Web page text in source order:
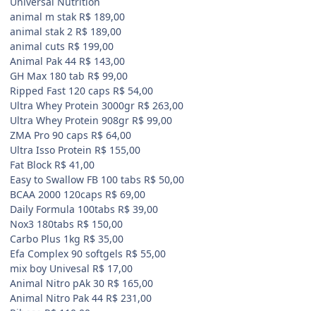
animal m stak R$ 189,00
animal stak 2 R$ 189,00
animal cuts R$ 199,00
Animal Pak 44 R$ 143,00
GH Max 180 tab R$ 99,00
Ripped Fast 120 caps R$ 54,00
Ultra Whey Protein 3000gr R$ 263,00
Ultra Whey Protein 908gr R$ 99,00
ZMA Pro 90 caps R$ 64,00
Ultra Isso Protein R$ 155,00
Fat Block R$ 41,00
Easy to Swallow FB 100 tabs R$ 50,00
BCAA 2000 120caps R$ 69,00
Daily Formula 100tabs R$ 39,00
Nox3 180tabs R$ 150,00
Carbo Plus 1kg R$ 35,00
Efa Complex 90 softgels R$ 55,00
mix boy Univesal R$ 17,00
Animal Nitro pAk 30 R$ 165,00
Animal Nitro Pak 44 R$ 231,00